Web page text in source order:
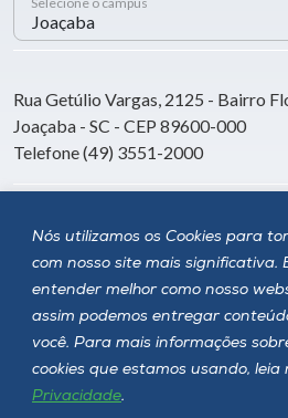
Nós utilizamos os Cookies para
com nosso site mais significativa.
entender melhor como nosso
assim podemos entregar
você. Para mais informações
cookies que estamos usando, leia
Privacidade.
Rua Getúlio Vargas, 2125 - Bairro
Joaçaba - SC - CEP 89600-000
Telefone (49) 3551-2000
Siga a Unoesc